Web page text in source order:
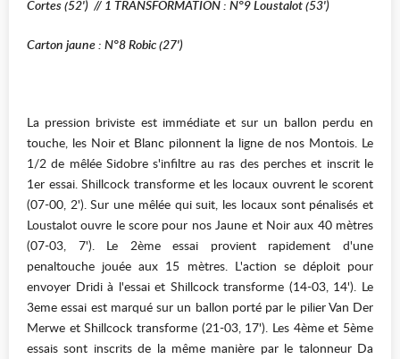
Cortes (52') // 1 TRANSFORMATION : N°9 Loustalot (53')
Carton jaune : N°8 Robic (27')
La pression briviste est immédiate et sur un ballon perdu en
touche, les Noir et Blanc pilonnent la ligne de nos Montois. Le
1/2 de mêlée Sidobre s'infiltre au ras des perches et inscrit le
1er essai. Shillcock transforme et les locaux ouvrent le scorent
(07-00, 2'). Sur une mêlée qui suit, les locaux sont pénalisés et
Loustalot ouvre le score pour nos Jaune et Noir aux 40 mètres
(07-03, 7'). Le 2ème essai provient rapidement d'une
penaltouche jouée aux 15 mètres. L'action se déploit pour
envoyer Dridi à l'essai et Shillcock transforme (14-03, 14'). Le
3eme essai est marqué sur un ballon porté par le pilier Van Der
Merwe et Shillcock transforme (21-03, 17'). Les 4ème et 5ème
essais sont inscrits de la même manière par le talonneur Da